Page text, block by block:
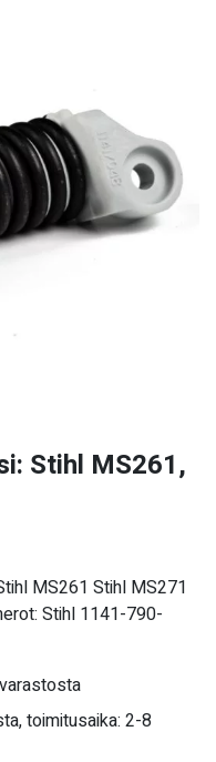
Stihl MS261,
MS261 Stihl MS271
Stihl 1141-790-
toimitusaika: 2-8